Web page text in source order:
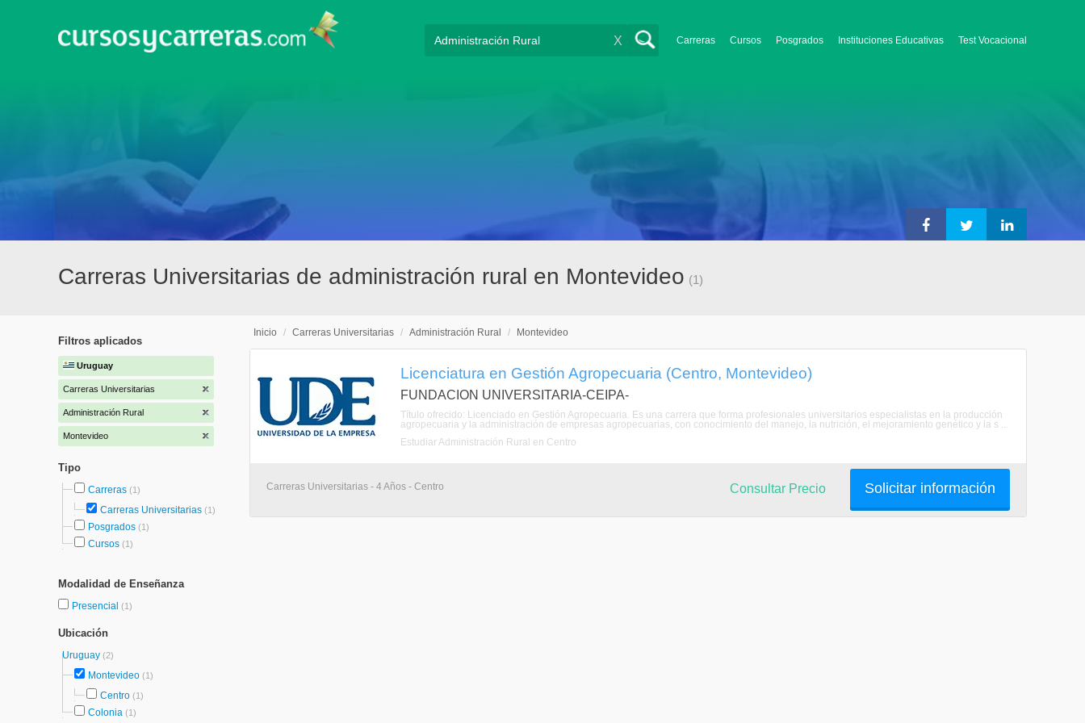
Carreras Cursos Posgrados Instituciones Educativas Test Vocacional
X
Carreras Universitarias de administración rural en Montevideo (1)
Filtros aplicados
Uruguay
Carreras Universitarias
Administración Rural
Montevideo
Tipo
Carreras (1)
Carreras Universitarias (1)
Posgrados (1)
Cursos (1)
Modalidad de Enseñanza
Presencial (1)
Ubicación
Uruguay (2)
Montevideo (1)
Centro (1)
Colonia (1)
Inicio / Carreras Universitarias / Administración Rural / Montevideo
Licenciatura en Gestión Agropecuaria (Centro, Montevideo)
FUNDACION UNIVERSITARIA-CEIPA-
Título ofrecido: Licenciado en Gestión Agropecuaria. Es una carrera que forma profesionales universitarios especialistas en la producción
agropecuaria y la administración de empresas agropecuarias, con conocimiento del manejo, la nutrición, el mejoramiento genético y la s ...
Estudiar Administración Rural en Centro
Carreras Universitarias - 4 Años - Centro Solicitar información
Consultar Precio